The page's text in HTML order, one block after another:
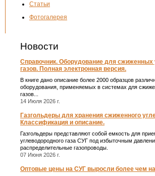
Статьи
Фотогалерея
Новости
Справочник. Оборудование для сжиженных
газов. Полная электронная версия.
В книге дано описание более 2000 образцов
оборудования, применяемых в системах для
газов...
14 Июля 2026 г.
Газгольдеры для хранения сжиженного
Классификация и описание.
Газгольдеры представляют собой емкость для
углеводородного газа СУГ под избыточным
распределительные газопроводы.
07 Июня 2026 г.
Оптовые цены на СУГ выросли более чем